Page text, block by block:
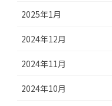
2025年1月
2024年12月
2024年11月
2024年10月